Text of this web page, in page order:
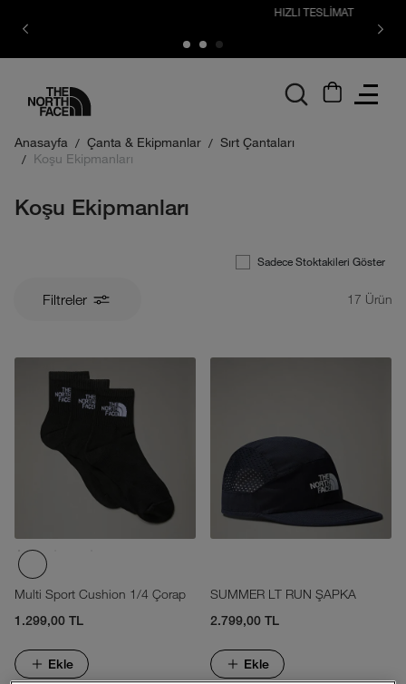
Anasayfa Çanta & Ekipmanlar
Sırt Çantaları
Koşu Ekipmanları
Koşu Ekipmanları
Sadece Stoktakileri Göster
Filtreler 17 Ürün
Multi Sport Cushion 1/4 Çorap
1.299,00 TL
Ekle
SUMMER LT RUN ŞAPKA
2.799,00 TL
Ekle